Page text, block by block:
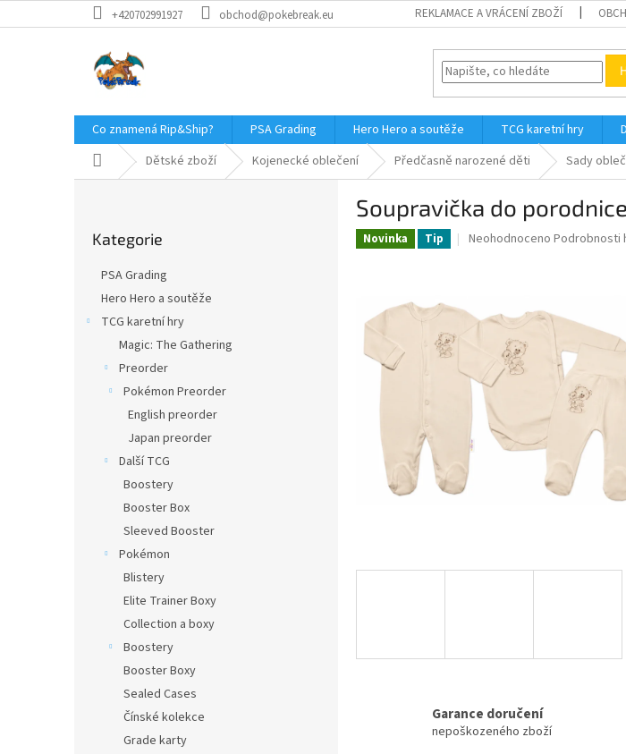
na
+420702991927 obchod@pokebreak.eu REKLAMACE A VRÁCENÍ ZBOŽÍ
Co znamená Rip&Ship? PSA Grading Hero Hero a soutěže TCG karetní hry
Domů Dětské zboží Kojenecké oblečení Předčasně narozené děti Sady
kategorie
Kategorie
PSA Grading
Hero Hero a soutěže
TCG karetní hry
Magic: The Gathering
Preorder
Pokémon Preorder
English preorder
Japan preorder
Další TCG
Boostery
Booster Box
Sleeved Booster
Pokémon
Blistery
Elite Trainer Boxy
Collection a boxy
Boostery
Booster Boxy
Sealed Cases
Čínské kolekce
Grade karty
Soupravička do
Novinka Tip
Průměrné
z
hvězdiček.
Neohodnoceno Podrobnosti
Garance doručení
nepoškozeného zboží